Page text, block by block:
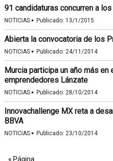
91 candidaturas concurren a
NOTICIAS · Publicado: 13/1/2015
Abierta la convocatoria de los
NOTICIAS · Publicado: 24/11/2014
Murcia participa un año más en
emprendedores Lánzate
NOTICIAS · Publicado: 28/10/2014
Innovachallenge MX reta a
BBVA
NOTICIAS · Publicado: 23/10/2014
« Página